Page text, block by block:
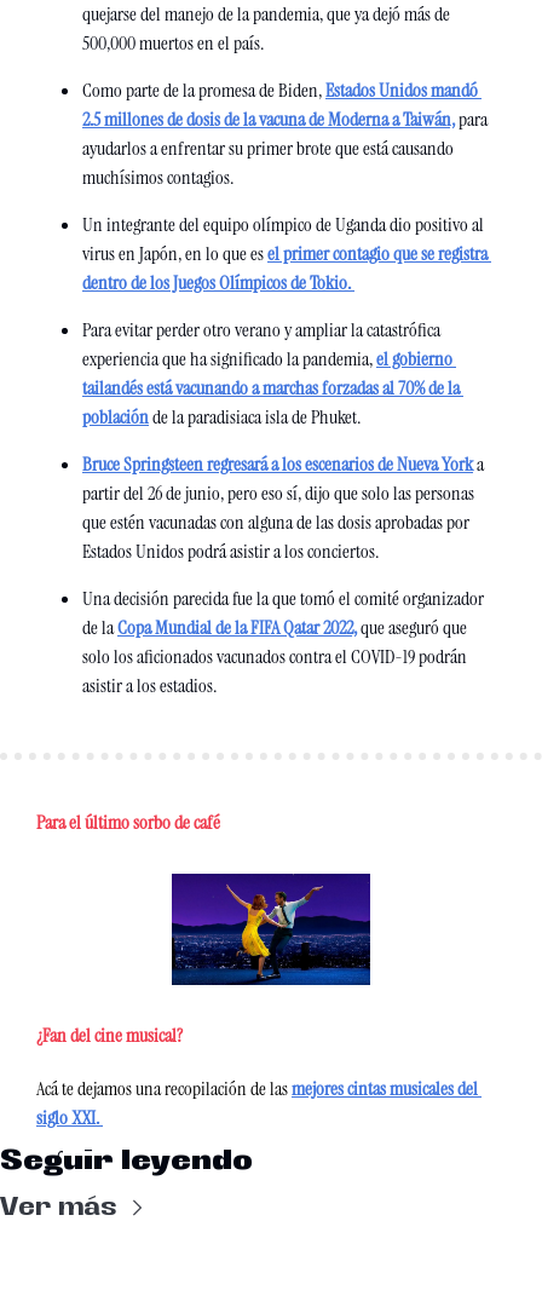
quejarse del manejo de la pandemia, que ya dejó más de
500,000 muertos en el país.
Como parte de la promesa de Biden, Estados Unidos mandó
2.5 millones de dosis de la vacuna de Moderna a Taiwán, para
ayudarlos a enfrentar su primer brote que está causando
muchísimos contagios.
Un integrante del equipo olímpico de Uganda dio positivo al
virus en Japón, en lo que es el primer contagio que se registra
dentro de los Juegos Olímpicos de Tokio.
Para evitar perder otro verano y ampliar la catastrófica
experiencia que ha significado la pandemia, el gobierno
tailandés está vacunando a marchas forzadas al 70% de la
población de la paradisiaca isla de Phuket.
Bruce Springsteen regresará a los escenarios de Nueva York a
partir del 26 de junio, pero eso sí, dijo que solo las personas
que estén vacunadas con alguna de las dosis aprobadas por
Estados Unidos podrá asistir a los conciertos.
Una decisión parecida fue la que tomó el comité organizador
de la Copa Mundial de la FIFA Qatar 2022, que aseguró que
solo los aficionados vacunados contra el COVID-19 podrán
asistir a los estadios.
Para el último sorbo de café
¿Fan del cine musical?
Acá te dejamos una recopilación de las mejores cintas musicales del
siglo XXI.
Seguir leyendo
Ver más